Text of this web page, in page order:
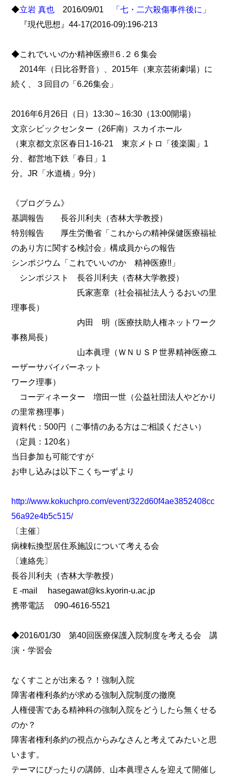
◆立岩 真也 2016/09/01
「七・二六殺傷事件後に」
『現代思想』44-17(2016-09):196-213
◆これでいいのか精神医療!!６.２６集会
2014年（日比谷野音）、2015年（東京芸術劇場）に
続く、３回目の「6.26集会」
2016年6月26日（日）13:30～16:30（13:00開場）
文京シビックセンター（26F南）スカイホール
（東京都文京区春日1‐16‐21 東京メトロ「後楽園」1
分、都営地下鉄「春日」1
分。JR「水道橋」9分）
《プログラム》
基調報告 長谷川利夫（杏林大学教授）
特別報告 厚生労働省「これからの精神保健医療福祉
のあり方に関する検討会」構成員からの報告
シンポジウム「これでいいのか 精神医療!!」
シンポジスト 長谷川利夫（杏林大学教授）
氏家憲章（社会福祉法人うるおいの里
理事長）
内田 明（医療扶助人権ネットワーク
事務局長）
山本眞理（ＷＮＵＳＰ世界精神医療ユ
ーザーサバイバーネット
ワーク理事）
コーディネーター 増田一世（公益社団法人やどかり
の里常務理事）
資料代：500円（ご事情のある方はご相談ください）
（定員：120名）
当日参加も可能ですが
お申し込みは以下こくちーずより
http://www.kokuchpro.com/event/322d60f4ae3852408cc
56a92e4b5c515/
〔主催〕
病棟転換型居住系施設について考える会
〔連絡先〕
長谷川利夫（杏林大学教授）
Ｅ-mail hasegawat@ks.kyorin-u.ac.jp
携帯電話 090-4616-5521
◆2016/01/30 第40回医療保護入院制度を考える会 講
演・学習会
なくすことが出来る？！強制入院
障害者権利条約が求める強制入院制度の撤廃
人権侵害である精神科の強制入院をどうしたら無くせる
のか？
障害者権利条約の視点からみなさんと考えてみたいと思
います。
テーマにぴったりの講師、山本眞理さんを迎えて開催し